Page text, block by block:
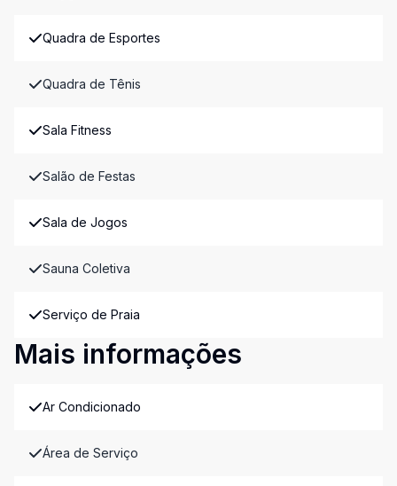
Quadra de Esportes
Quadra de Tênis
Sala Fitness
Salão de Festas
Sala de Jogos
Sauna Coletiva
Serviço de Praia
Mais informações
Ar Condicionado
Área de Serviço